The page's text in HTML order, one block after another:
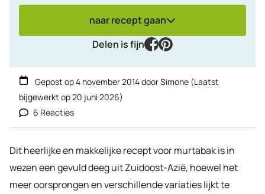
naar recept gaan
Delen is fijn
facebook
pinterest
Gepost op4 november 2014doorSimone (Laatst
bijgewerkt op20 juni 2026)
6 Reacties
Dit heerlijke en makkelijke recept voor murtabak is in
wezen een gevuld deeg uit Zuidoost-Azië, hoewel het
meer oorsprongen en verschillende variaties lijkt te